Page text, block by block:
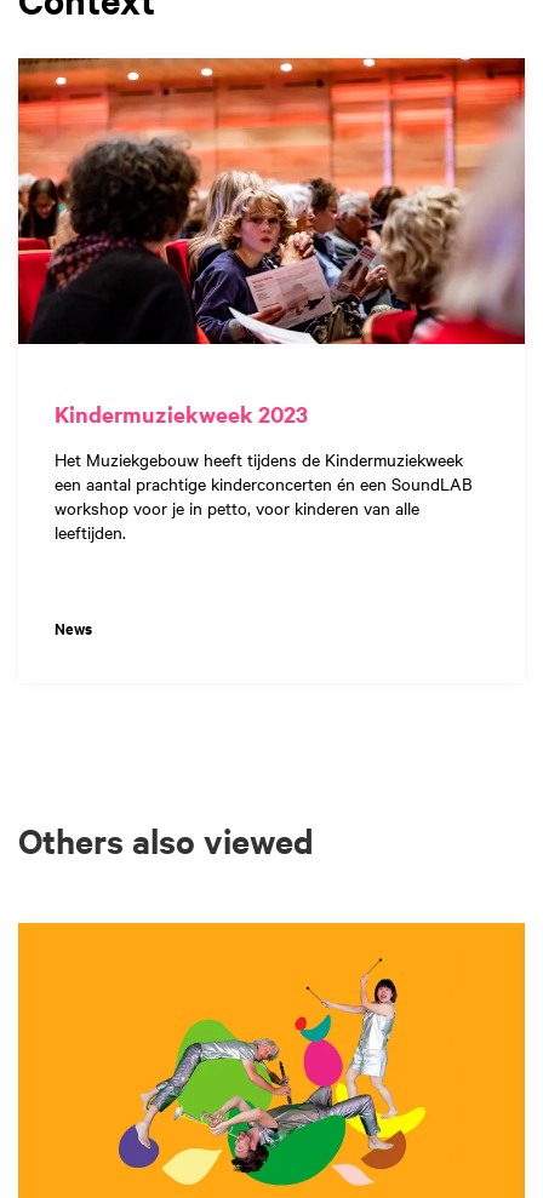
Kindermuziekweek 2023
Het Muziekgebouw heeft tijdens de Kindermuziekweek
een aantal prachtige kinderconcerten én een SoundLAB
workshop voor je in petto, voor kinderen van alle
leeftijden.
News
Others also viewed